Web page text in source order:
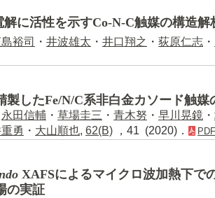
解に活性を示すCo-N-C触媒の構造
裕司 ・ 井波雄太 ・ 井口翔之 ・ 荻原仁志 ・
製したFe/N/C系非白金カソード触媒
永田信輔 ・ 草場圭三 ・ 青木努 ・ 早川晃鏡 ・
勇 ・ 大山順也, 62(B) ，41 (2020)． PDF
XAFSによるマイクロ波加熱下で
の実証